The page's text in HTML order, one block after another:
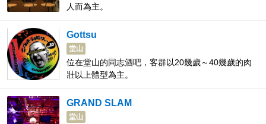
人而為主。
Gottsu
堂山
位在堂山的同志酒吧，客群以20幾歲～40幾歲的肉
壯以上體型為主。
GRAND SLAM
堂山